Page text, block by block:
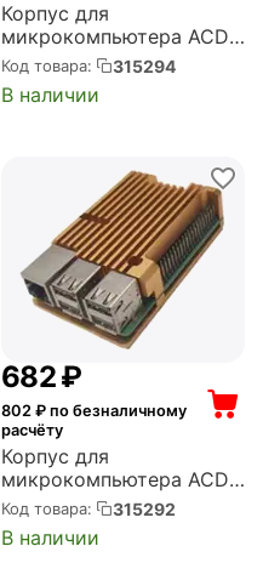
Корпус для
микрокомпьютера ACD
Black Fine Heat
Dispersion Aluminium
Alloy Case for Raspberry
Код товара: 315294
В наличии
‍682‍₽
802₽ по безналичному
расчёту
Корпус для
микрокомпьютера ACD
Gold Metal Aluminum
Case for Raspberry Pi 4B
(RA506)
Код товара: 315292
В наличии